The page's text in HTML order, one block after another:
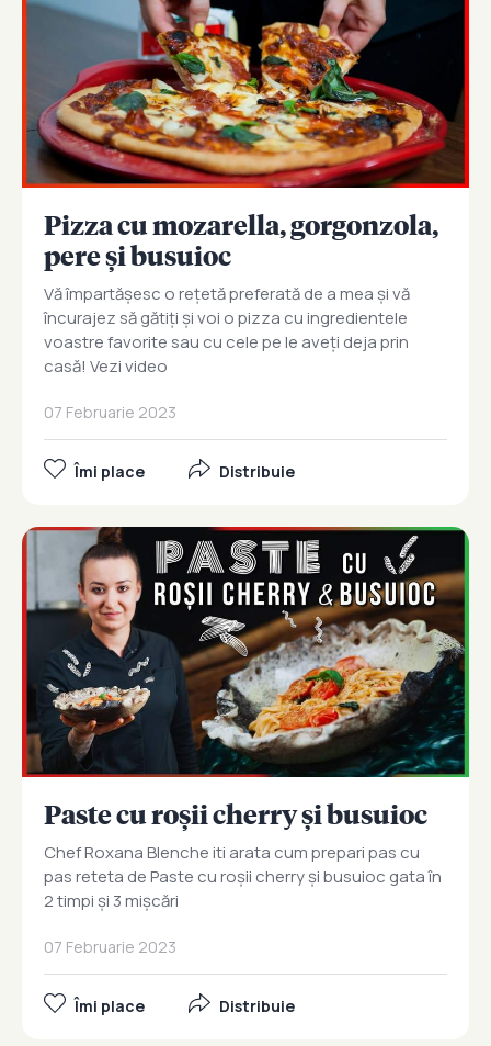
Pizza cu mozarella, gorgonzola,
pere și busuioc
Vă împartășesc o rețetă preferată de a mea și vă
încurajez să gătiți și voi o pizza cu ingredientele
voastre favorite sau cu cele pe le aveți deja prin
casă! Vezi video
07 Februarie 2023
Îmi place Distribuie
Paste cu roșii cherry și busuioc
Chef Roxana Blenche iti arata cum prepari pas cu
pas reteta de Paste cu roșii cherry și busuioc gata în
2 timpi și 3 mișcări
07 Februarie 2023
Îmi place Distribuie